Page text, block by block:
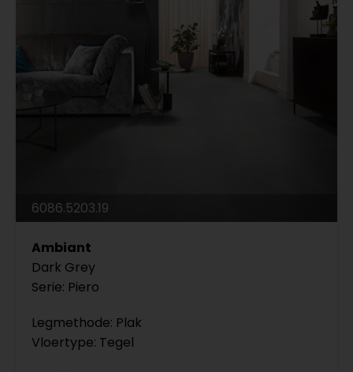
6086.5203.19
Ambiant
Dark Grey
Serie: Piero
Legmethode: Plak
Vloertype: Tegel